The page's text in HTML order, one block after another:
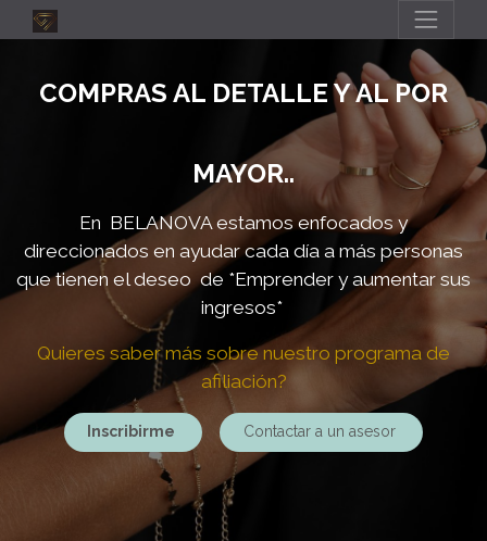
COMPRAS AL DETALLE Y AL POR
MAYOR..
En BELANOVA estamos enfocados y
direccionados en ayudar cada día a más personas
que tienen el deseo de *Emprender y aumentar sus
ingresos*
Quieres saber más sobre nuestro programa de
afiliación?
Inscribirme Contactar a un asesor